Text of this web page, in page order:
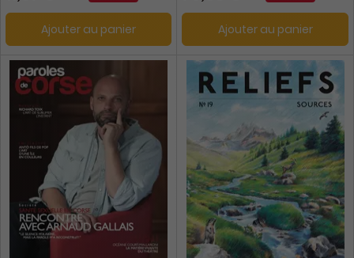
Ajouter au panier Ajouter au panier